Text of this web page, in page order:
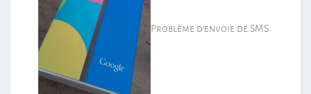
Problème d’envoie de SMS